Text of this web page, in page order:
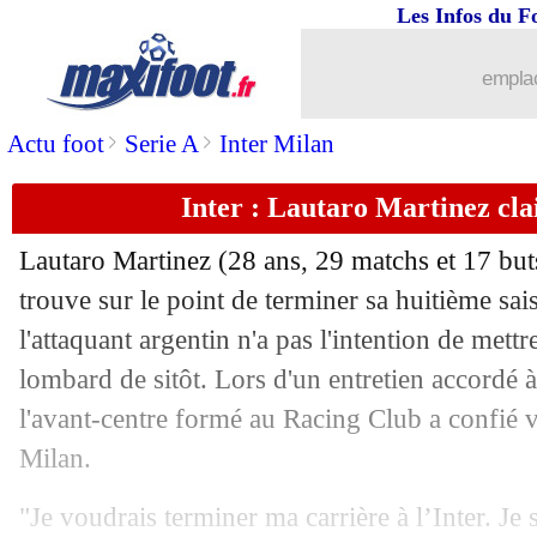
Actu foot> Serie A> Inter Milan
Les Infos du
Inter : Lautaro Martinez
Lautaro Martinez (28 ans, 29 matchs et 17
trouve sur le point de terminer sa huitième
l'attaquant argentin n'a pas l'intention de
lombard de sitôt. Lors d'un entretien accordé
l'avant-centre formé au Racing Club a confié
Milan.
"Je voudrais terminer ma carrière à l’Inter. Je
: Genesio veut partir
19/05 Bayern: Kane vu en modèle par
19/05 VIDEO: l'émotion de Neymar
19/05 Allemagne : Neuer, Baumann
19/05 OM : Rowe raconte le ritiro
19/05 Portugal: Martinez a bien approché
TFC : 6 départs officialisés